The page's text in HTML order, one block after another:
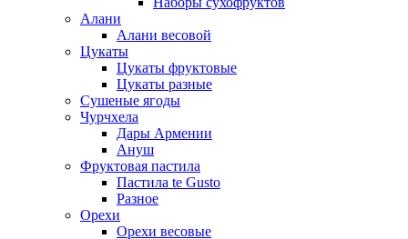
Алани
Алани весовой
Цукаты
Цукаты фруктовые
Цукаты разные
Сушеные ягоды
Чурчхела
Дары Армении
Ануш
Фруктовая пастила
Пастила te Gusto
Разное
Орехи
Орехи весовые